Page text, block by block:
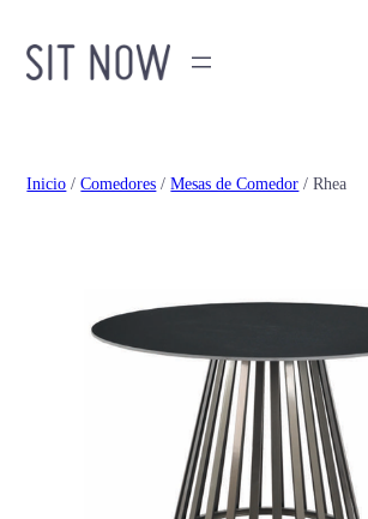
Inicio /Comedores /Mesas de Comedor / Rhea